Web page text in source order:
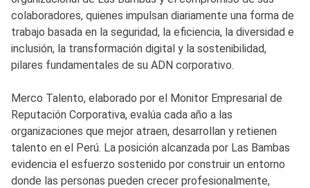
colaboradores, quienes impulsan diariamente una forma de
trabajo basada en la seguridad, la eficiencia, la diversidad e
inclusión, la transformación digital y la sostenibilidad,
pilares fundamentales de su ADN corporativo.
Merco Talento, elaborado por el Monitor Empresarial de
Reputación Corporativa, evalúa cada año a las
organizaciones que mejor atraen, desarrollan y retienen
talento en el Perú. La posición alcanzada por Las Bambas
evidencia el esfuerzo sostenido por construir un entorno
donde las personas pueden crecer profesionalmente,